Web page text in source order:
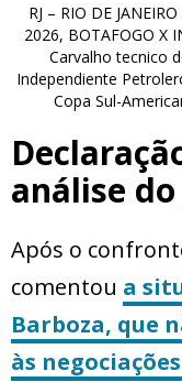
RJ – RIO DE
2026, BOTAFOGO X
Carvalho tecnico
Independiente
Copa Sul-
análise
Após o
comentou a
Barboza, que
às